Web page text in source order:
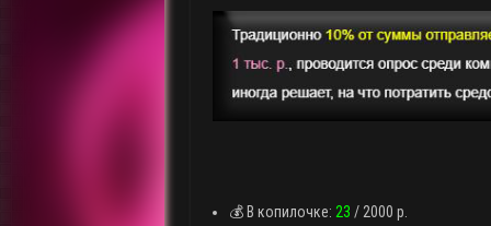
💰 В копилочке: 23 / 2000 р.